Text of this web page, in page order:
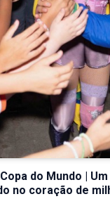
do Mundo |
no coração de